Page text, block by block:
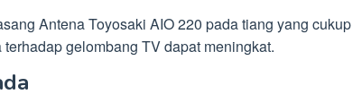
Antena Toyosaki AIO 220 pada tiang yang cukup
gelombang TV dapat meningkat.